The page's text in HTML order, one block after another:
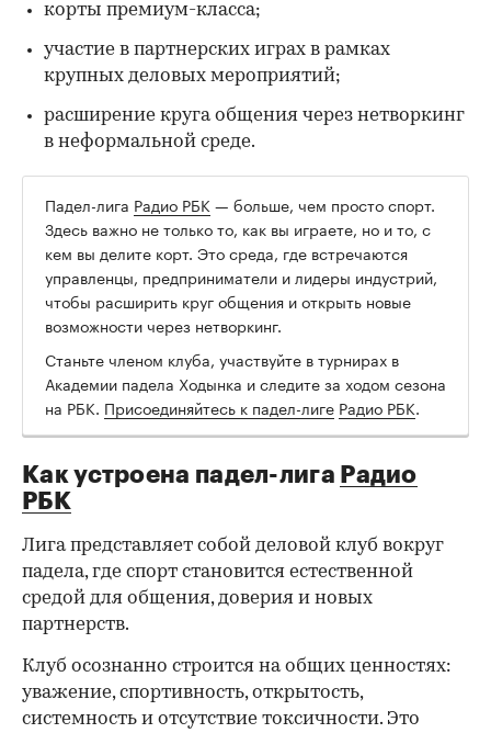
корты премиум-класса;
участие в партнерских играх в рамках
крупных деловых мероприятий;
расширение круга общения через нетворкинг
в неформальной среде.
Падел-лига Радио РБК — больше, чем просто спорт.
Здесь важно не только то, как вы играете, но и то, с
кем вы делите корт. Это среда, где встречаются
управленцы, предприниматели и лидеры индустрий,
чтобы расширить круг общения и открыть новые
возможности через нетворкинг.
Станьте членом клуба, участвуйте в турнирах в
Академии падела Ходынка и следите за ходом сезона
на РБК. Присоединяйтесь к падел-лиге Радио РБК.
Как устроена падел-лига Радио
РБК
Лига представляет собой деловой клуб вокруг
падела, где спорт становится естественной
средой для общения, доверия и новых
партнерств.
Клуб осознанно строится на общих ценностях:
уважение, спортивность, открытость,
системность и отсутствие токсичности. Это